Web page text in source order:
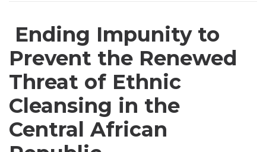
Ending Impunity to
Prevent the Renewed
Threat of Ethnic
Cleansing in the
Central African